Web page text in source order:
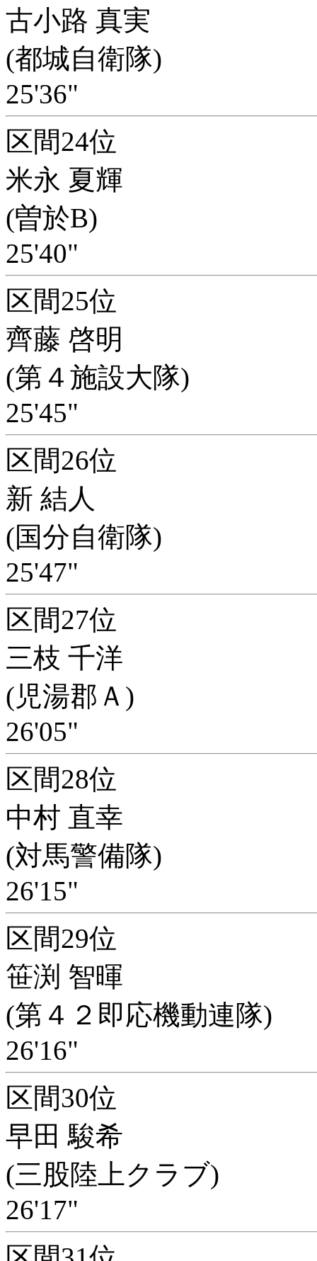
古小路 真実
(都城自衛隊)
25'36"
区間24位
米永 夏輝
(曽於B)
25'40"
区間25位
齊藤 啓明
(第４施設大隊)
25'45"
区間26位
新 結人
(国分自衛隊)
25'47"
区間27位
三枝 千洋
(児湯郡Ａ)
26'05"
区間28位
中村 直幸
(対馬警備隊)
26'15"
区間29位
笹渕 智暉
(第４２即応機動連隊)
26'16"
区間30位
早田 駿希
(三股陸上クラブ)
26'17"